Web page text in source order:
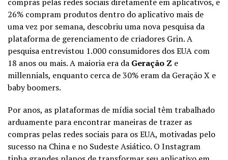
26% compram produtos dentro do aplicativo mais de
uma vez por semana, descobriu uma nova pesquisa da
plataforma de gerenciamento de criadores Grin. A
pesquisa entrevistou 1.000 consumidores dos EUA com
18 anos ou mais. A maioria era da Geração Z e
millennials, enquanto cerca de 30% eram da Geração X e
baby boomers.
Por anos, as plataformas de mídia social têm trabalhado
arduamente para encontrar maneiras de trazer as
compras pelas redes sociais para os EUA, motivadas pelo
sucesso na China e no Sudeste Asiático. O Instagram